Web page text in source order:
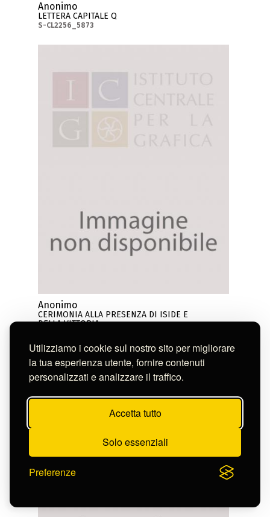
Utilizziamo i cookie sul nostro sito per migliorare
la tua esperienza utente, fornire contenuti
personalizzati e analizzare il traffico.
Accetta tutto
Solo essenziali
Preferenze
Anonimo
LETTERA CAPITALE Q
S-CL2256_5873
Anonimo
CERIMONIA ALLA PRESENZA DI ISIDE E
DELLA VITTORIA